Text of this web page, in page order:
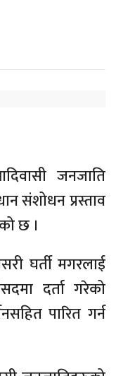
जनजाति
संशोधन प्रस्ताव
छ ।
घर्ती मगरलाई
दर्ता गरेको
पारित गर्न